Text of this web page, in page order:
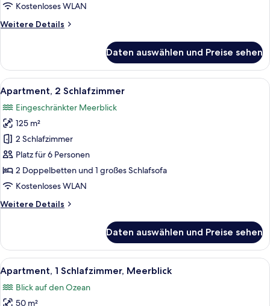
Kostenloses WLAN
Weitere Details
Weitere
1
Schlafzimmer
Daten auswählen und Preise sehen
Alle
Fotos
für
Apartment,
2 Schlafzimmer
anzeigen
Ein Hotelzimmer mit Bett,
8
Apartment, 2 Schlafzimmer
Eingeschränkter Meerblick
125 m²
2 Schlafzimmer
Platz für 6 Personen
2 Doppelbetten und 1 großes Schlafsofa
Kostenloses WLAN
Weitere Details
Weitere
2 Schlafzimmer
Daten auswählen und Preise sehen
Alle
Fotos
für
Ein Hotelzimmer mit einem großen
7
Apartment, 1 Schlafzimmer, Meerblick
Blick auf den Ozean
50 m²